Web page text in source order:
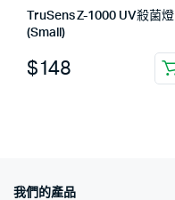
TruSens Z-1000 UV殺菌燈
(Small)
$148
我們的產品